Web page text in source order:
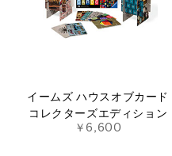
イームズ ハウスオブカード
コレクターズエディション
￥6,600